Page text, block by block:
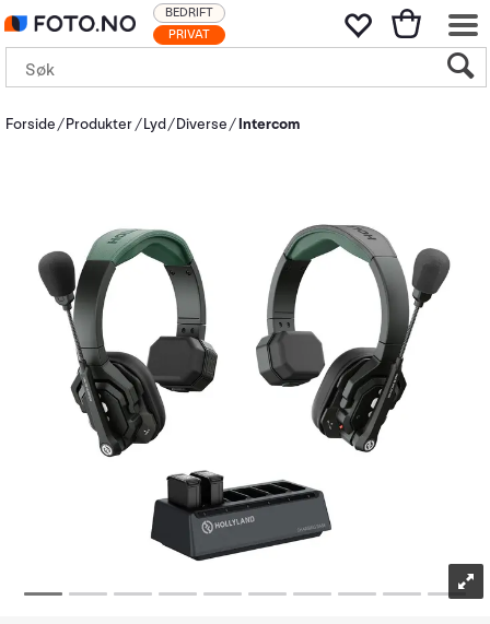
PRIVAT
BEDRIFT
Forside Produkter Lyd Diverse Intercom